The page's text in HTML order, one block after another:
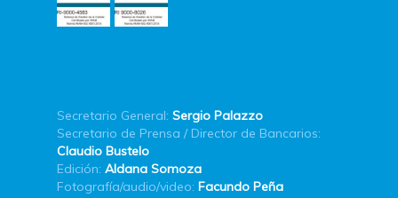
Secretario General: Sergio Palazzo
Secretario de Prensa / Director de Bancarios:
Claudio Bustelo
Edición: Aldana Somoza
Fotografía/audio/video: Facundo Peña